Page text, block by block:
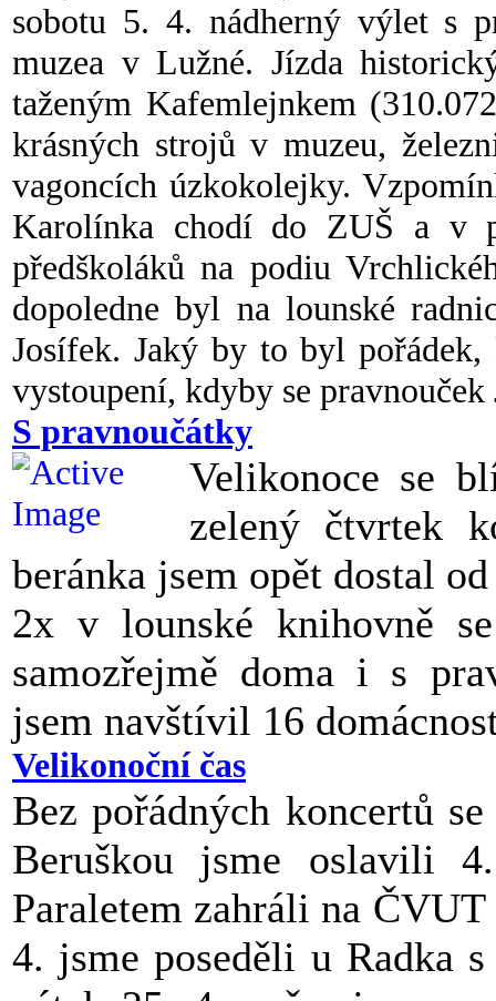
sobotu 5. 4. nádherný výlet s
muzea v Lužné. Jízda
taženým Kafemlejnkem
krásných strojů v muzeu,
vagoncích úzkokolejky.
Karolínka chodí do ZUŠ a v
předškoláků na podiu
dopoledne byl na lounské
Josífek. Jaký by to byl
vystoupení, kdyby se
S pravnoučátky
Velikonoce se
zelený čtvrtek
beránka jsem opět dostal
2x v lounské knihovně
samozřejmě doma i s
jsem navštívil 16
Velikonoční čas
Bez pořádných koncertů
Beruškou jsme oslavili
Paraletem zahráli na
4. jsme poseděli u Radka